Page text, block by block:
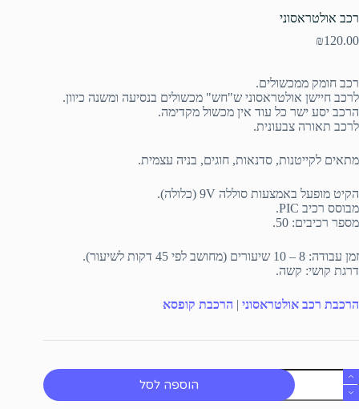
רכב אולטראסוני
₪120.00
רכב חומק ממכשולים.
לרכב חיישן אולטראסוני ש"חש" מכשולים בנסיעה ומשנה כיוון.
הרכב יסע ישר כל עוד אין מכשול מקדימה.
לרכב תאורה צבעונית.
מתאים לקייטנות, סדנאות, חוגים, בניה עצמית.
הקיט מופעל באמצעות סוללה 9V (כלולה).
מבוסס רכיב PIC.
מספר רכיבים: 50.
זמן עבודה: 8 – 10 שיעורים (מחושב לפי 45 דקות לשיעור).
דרגת קושי: קשה.
הרכבת רכב אולטראסוני | הרכבת קופסא
כמות
של
רכב
הוספה לסל